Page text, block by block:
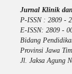
Jurnal Klinik
P-ISSN
E-ISSN: 2809 -
Bidang
Provinsi Jawa
Jl. Jaksa Agung